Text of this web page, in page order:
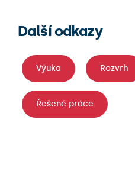
Další odkazy
Výuka Rozvrh
Řešené práce